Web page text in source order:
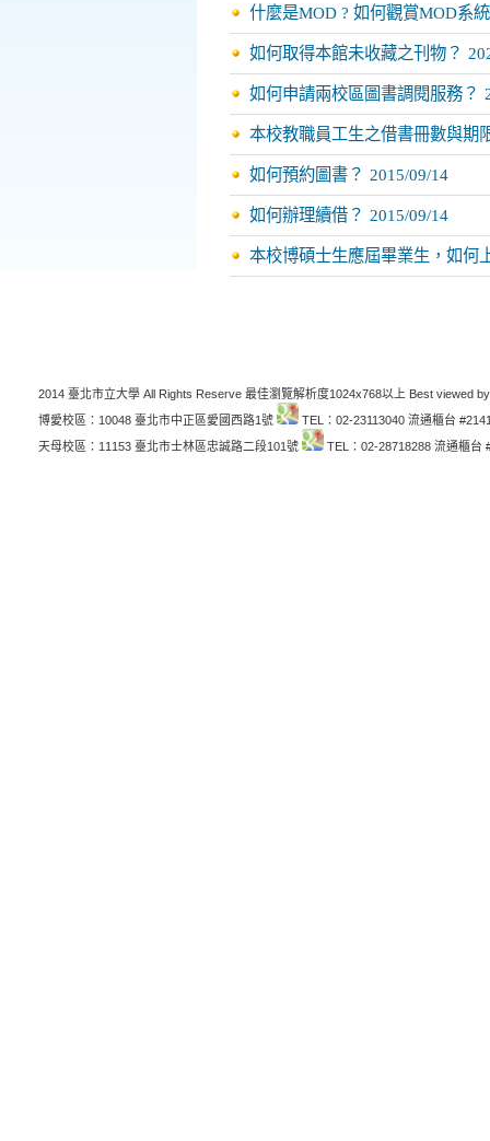
什麼是MOD ? 如何觀賞MOD系
如何取得本館未收藏之刊物？
如何申請兩校區圖書調閱服務？
本校教職員工生之借書冊數與期
如何預約圖書？ 2015/09/14
如何辦理續借？ 2015/09/14
本校博碩士生應屆畢業生，如何
2014 臺北市立大學 All Rights Reserve 最佳瀏覽解析度1024x768以上 Best viewed
博愛校區：10048 臺北市中正區愛國西路1號
TEL：02-23113040 流通櫃台
天母校區：11153 臺北市士林區忠誠路二段101號
TEL：02-28718288 流通櫃台